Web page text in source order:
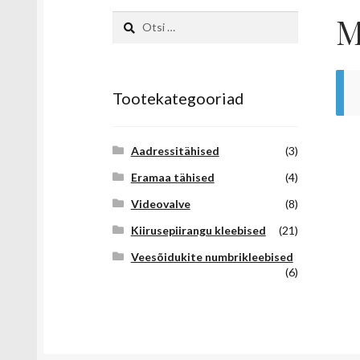
Otsi:
Tootekategooriad
Aadressitähised
(3)
Eramaa tähised
(4)
Videovalve
(8)
Kiirusepiirangu kleebised
(21)
Veesõidukite numbrikleebised
(6)